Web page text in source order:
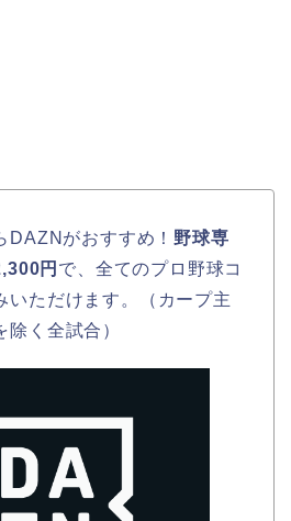
DAZNがおすすめ！ 野球専
円 で、全てのプロ野球コ
いただけます。（カープ主
く全試合）